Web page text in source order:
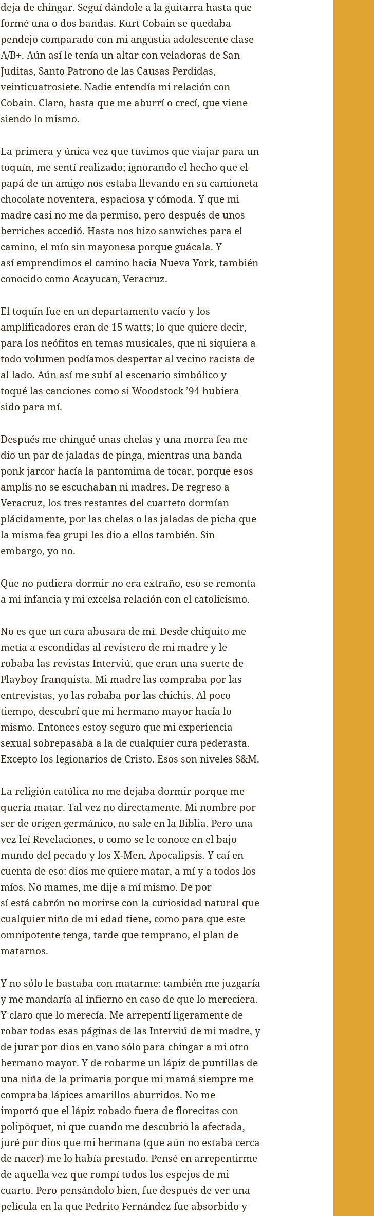
deja de chingar. Seguí dándole a la guitarra hasta que
forméuna o dos bandas. Kurt Cobain se quedaba
pendejo comparado con mi angustia adolescente clase
A/B+. Aún asíle tenía un altar con veladoras de San
Juditas, Santo Patrono de las Causas Perdidas,
veinticuatrosiete. Nadie entendía mi relación con
Cobain. Claro, hasta que me aburrí o crecí, que viene
siendo lo mismo.
La primera yúnica vez que tuvimos que viajar para un
toquín, me sentírealizado; ignorando el hecho que el
papá de un amigo nos estaba llevando en su camioneta
chocolate noventera, espaciosa y cómoda. Y que mi
madre casi no me da permiso, pero después de unos
berriches accedió. Hasta nos hizo sanwiches para el
camino, el mío sin mayonesa porque guácala. Y
así emprendimos el camino hacia Nueva York, también
conocido como Acayucan, Veracruz.
El toquín fue en un departamento vacío y los
amplificadores eran de 15 watts; lo que quiere decir,
para los neófitos en temas musicales, que ni siquiera a
todo volumen podíamos despertar al vecino racista de
al lado. Aún asíme subí al escenario simbólico y
toquélas canciones como si Woodstock ’94 hubiera
sido para mí.
Después me chinguéunas chelas y una morra fea me
dio un par de jaladas de pinga, mientras una banda
ponk jarcor hacía la pantomima de tocar, porque esos
amplis no se escuchaban ni madres. De regreso a
Veracruz, los tres restantes del cuarteto dormían
plácidamente, por las chelas o las jaladas de picha que
la misma fea grupi les dio a ellos también. Sin
embargo, yo no.
Que no pudiera dormir no era extraño, eso se remonta
a mi infancia y mi excelsa relación con el catolicismo.
No es que un cura abusara de mí. Desde chiquito me
metía a escondidas al revistero de mi madre y le
robaba las revistas Interviú, que eran una suerte de
Playboy franquista. Mi madre las compraba por las
entrevistas, yo las robaba por las chichis. Al poco
tiempo, descubrí que mi hermano mayor hacía lo
mismo. Entonces estoy seguro que mi experiencia
sexual sobrepasaba a la de cualquier cura pederasta.
Excepto los legionarios de Cristo. Esos son niveles S&M.
La religión católica no me dejaba dormir porque me
quería matar. Tal vez no directamente. Mi nombre por
ser de origen germánico, no sale en la Biblia. Pero una
vez leíRevelaciones, o como se le conoce en el bajo
mundo del pecado y los X-Men, Apocalipsis. Y caí en
cuenta de eso: dios me quiere matar, a míy a todos los
míos. No mames, me dije a mí mismo. De por
sí está cabrón no morirse con la curiosidad natural que
cualquier niño de mi edad tiene, como para que este
omnipotente tenga, tarde que temprano, el plan de
matarnos.
Y no sólo le bastaba con matarme: también me juzgaría
y me mandaría al infierno en caso de que lo mereciera.
Y claro que lo merecía. Me arrepentíligeramente de
robar todas esas páginas de las Interviú de mi madre, y
de jurar por dios en vano sólo para chingar a mi otro
hermano mayor. Y de robarme un lápiz de puntillas de
una niña de la primaria porque mi mamá siempre me
compraba lápices amarillos aburridos. No me
importó que el lápiz robado fuera de florecitas con
polipóquet, ni que cuando me descubrió la afectada,
jurépor dios que mi hermana (que aún no estaba cerca
de nacer) me lo había prestado. Pensé en arrepentirme
de aquella vez que rompítodos los espejos de mi
cuarto. Pero pensándolo bien, fue después de ver una
película en la que Pedrito Fernández fue absorbido y